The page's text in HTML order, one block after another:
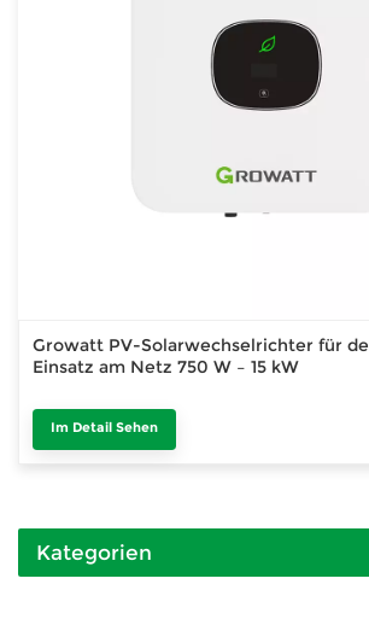
Growatt PV-Solarwechselrichter für
Einsatz am Netz 750 W – 15 kW
Im Detail Sehen
Kategorien